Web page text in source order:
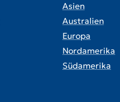
Asien
Australien
Europa
Nordamerika
Südamerika